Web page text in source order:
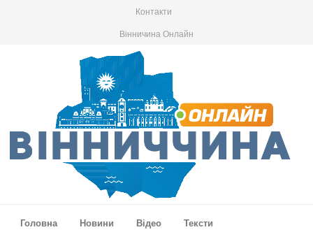
Контакти
Вінничина Онлайн
Головна
Новини Відео Тексти